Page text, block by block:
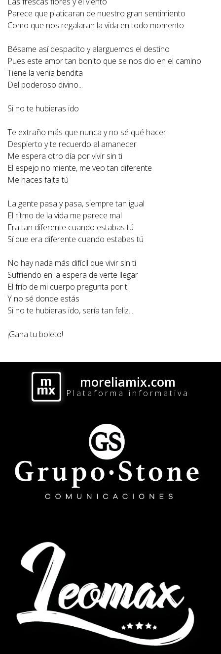
Parece que platicaran de nuestro gran sentimiento
Como que nos regalaran la vida en todo momento
Bésame así despacito y alarguemos el destino
Pues este amor tan bonito que se nos dio en el camino
Tiene la venia bendita
Del poderoso divino...
Si no te hubieras ido
Te extraño más que nunca y no sé qué hacer
Despierto y te recuerdo al amanecer
Me espera otro día por vivir sin ti
El espejo no miente, me veo tan diferente
Me haces falta tú
La gente pasa y pasa, siempre tan igual
El ritmo de la vida me parece mal
Era tan diferente cuando estabas tú
Sí que era diferente cuando estabas tú
No hay nada más difícil que vivir sin ti
Sufriendo en la espera de verte llegar
El frío de mi cuerpo pregunta por ti
Y no sé donde estás
Si no te hubieras ido, sería tan feliz...
¡Gana tu boleto!
moreliamix.com
Plataforma informativa